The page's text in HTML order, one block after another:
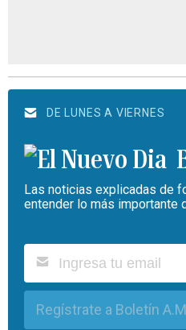
DE LUNES A VIERNES
Las noticias explicadas de
entender lo más importante
Regístrate a Boletín